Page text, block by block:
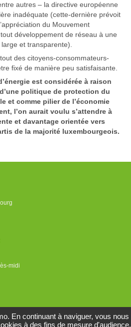
autres – la directive européenne
inadéquate (cette-dernière prévoit
du Mouvement
développement de réseau à une
et transparente).
des citoyens-consommateurs-
fixé de manière peu satisfaisante.
est considérée à raison
politique de protection du
et comme pilier de l’économie
l’on aurait voulu s’attendre à
et davantage orientée vers
de la majorité luxembourgeois.
midi
En continuant à naviguer, vous nous
à des fins de mesure d'audience.